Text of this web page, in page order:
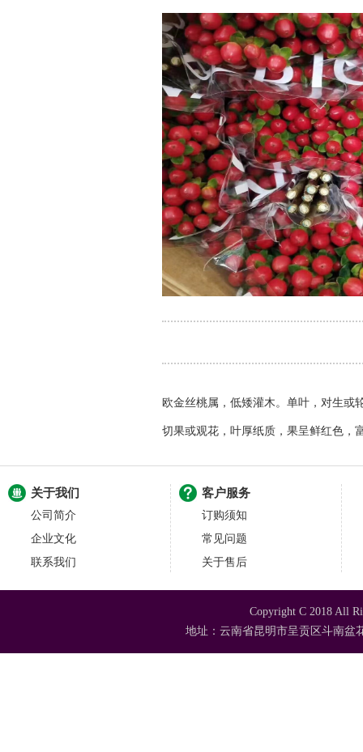
欧金丝桃属，低矮灌木。单叶，对生或
切果或观花，叶厚纸质，果呈鲜红色，
关于我们
公司简介
企业文化
联系我们
客户服务
订购须知
常见问题
关于售后
Copyright C 2018 All
地址：云南省昆明市呈贡区斗南盆